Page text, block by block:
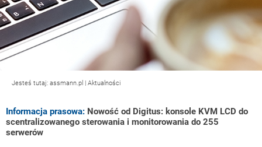
Jesteś tutaj: assmann.pl | Aktualności
Informacja prasowa: Nowość od Digitus: konsole KVM LCD do
scentralizowanego sterowania i monitorowania do 255
serwerów